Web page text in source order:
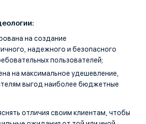
на создание
надежного и безопасного
пользователей;
на максимальное удешевление,
выгод наиболее бюджетные
отличия своим клиентам, чтобы